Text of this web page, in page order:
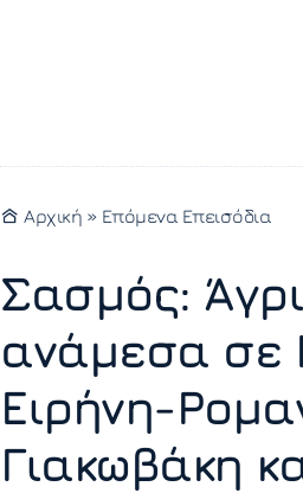
Αρχική » Επόμενα Επεισόδια
Σασμός:
ανάμεσα σε
Ειρήνη-
Γιακωβάκη